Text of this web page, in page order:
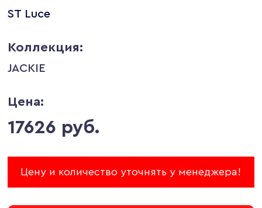
ST Luce
Коллекция:
JACKIE
Цена:
17626 руб.
Цену и количество уточнять у менеджера!